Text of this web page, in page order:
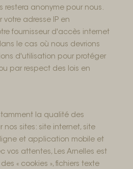
restera anonyme pour nous.
votre adresse IP en
fournisseur d'accès internet
le cas où nous devrions
d'utilisation pour protéger
par respect des lois en
la qualité des
nos sites: site internet, site
et application mobile et
vos attentes, Les Arnelles est
« cookies », fichiers texte